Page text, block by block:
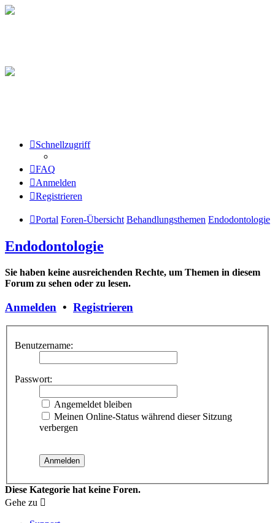
Schnellzugriff
FAQ
Anmelden
Registrieren
Portal Foren-Übersicht Behandlungsthemen Endodontologie
Endodontologie
Sie haben keine ausreichenden Rechte, um Themen in diesem
Forum zu sehen oder zu lesen.
Anmelden • Registrieren
Benutzername:
Passwort:
Angemeldet bleiben
Meinen Online-Status während dieser Sitzung
verbergen
Diese Kategorie hat keine Foren.
Gehe zu